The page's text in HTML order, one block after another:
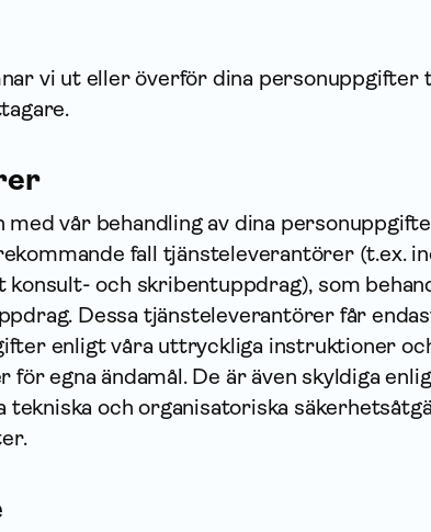
vi ut eller överför dina person­uppgifter
med vår behandling av dina
fall tjänsteleverantörer (t.ex.
och skribentuppdrag), som
Dessa tjänsteleverantörer får
enligt våra uttryckliga instruktioner
för egna ändamål. De är även skyldiga
tekniska och organisatoriska